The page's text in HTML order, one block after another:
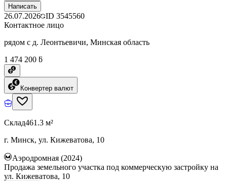
Написать
26.07.2026 ID 3545560
Контактное лицо
рядом с д. Леонтьевичи, Минская область
1 474 200 ƃ
Конвертер валют
Склад461.3 м²
г. Минск, ул. Кижеватова, 10
Аэродромная (2024)
Продажа земельного участка под коммерческую застройку на
ул. Кижеватова, 10